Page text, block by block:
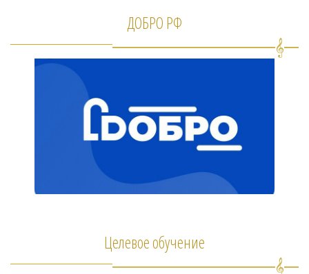
ДОБРО РФ
Целевое обучение